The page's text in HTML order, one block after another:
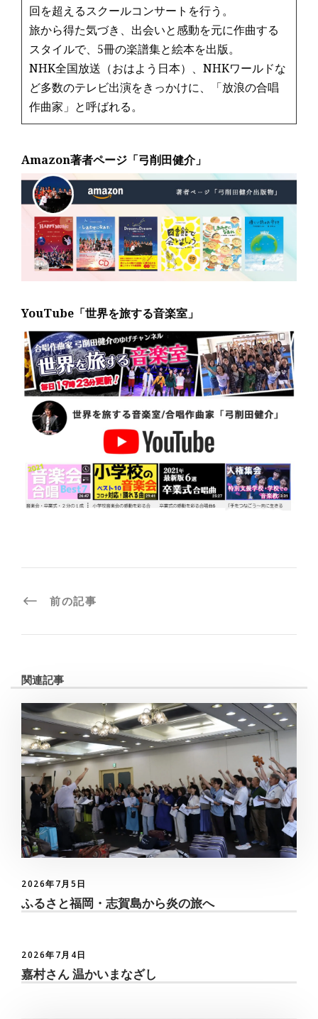
回を超えるスクールコンサートを行う。
旅から得た気づき、出会いと感動を元に作曲する
スタイルで、5冊の楽譜集と絵本を出版。
NHK全国放送（おはよう日本）、NHKワールドな
ど多数のテレビ出演をきっかけに、「放浪の合唱
作曲家」と呼ばれる。
Amazon著者ページ「弓削田健介」
YouTube「世界を旅する音楽室」
前の記事
関連記事
2026年7月5日
ふるさと福岡・志賀島から炎の旅へ
2026年7月4日
嘉村さん 温かいまなざし